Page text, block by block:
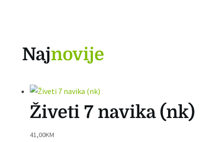
Najnovije
Živeti 7 navika (nk)
41,00KM